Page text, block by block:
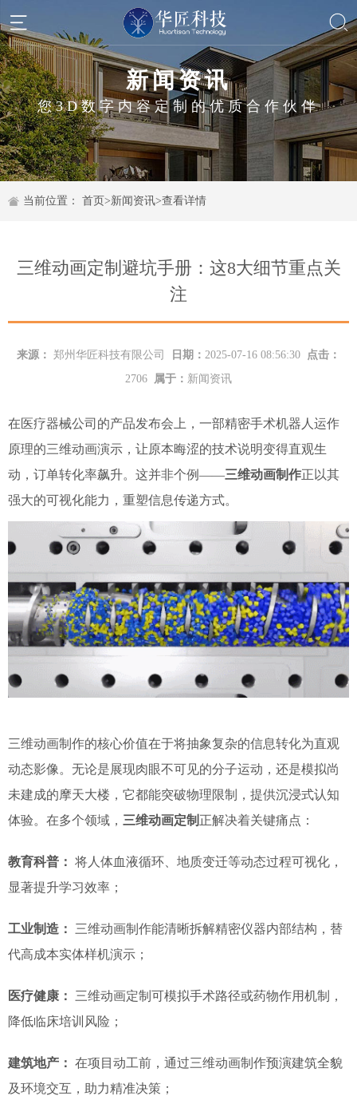
新闻资讯
您3D数字内容定制的优质合作伙伴
当前位置： 首页>新闻资讯>查看详情
三维动画定制避坑手册：这8大细节重点关
注
来源： 郑州华匠科技有限公司 日期： 2025-07-16 08:56:30
点击：
2706
属于： 新闻资讯
在医疗器械公司的产品发布会上，一部精密手术机器人运作
原理的三维动画演示，让原本晦涩的技术说明变得直观生
动，订单转化率飙升。这并非个例——三维动画制作正以其
强大的可视化能力，重塑信息传递方式。
三维动画制作的核心价值在于将抽象复杂的信息转化为直观
动态影像。无论是展现肉眼不可见的分子运动，还是模拟尚
未建成的摩天大楼，它都能突破物理限制，提供沉浸式认知
体验。在多个领域， 三维动画定制 正解决着关键痛点：
教育科普： 将人体血液循环、地质变迁等动态过程可视化，
显著提升学习效率；
工业制造：
三维动画制作能清晰拆解精密仪器内部结构，替
代高成本实体样机演示；
医疗健康：
三维动画定制可模拟手术路径或药物作用机制，
降低临床培训风险；
建筑地产： 在项目动工前，通过三维动画制作预演建筑全貌
及环境交互，助力精准决策；